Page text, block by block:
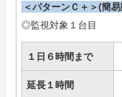
＜パターンＣ＋＞(簡
◎監視対象１台目
１日６時間まで
延長１時間